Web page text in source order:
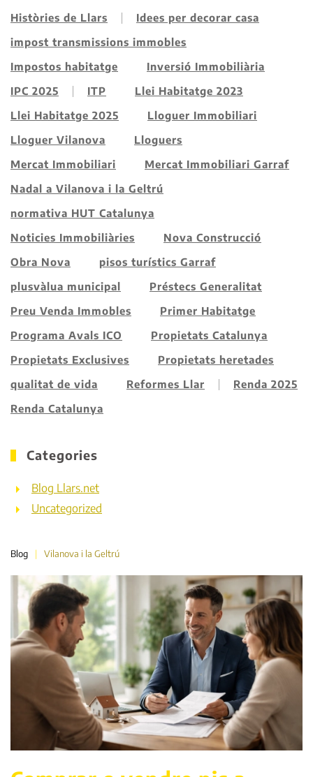
Històries de Llars
Idees per decorar casa
impost transmissions immobles
Impostos habitatge
Inversió Immobiliària
IPC 2025
ITP
Llei Habitatge 2023
Llei Habitatge 2025
Lloguer Immobiliari
Lloguer Vilanova
Lloguers
Mercat Immobiliari
Mercat Immobiliari Garraf
Nadal a Vilanova i la Geltrú
normativa HUT Catalunya
Noticies Immobiliàries
Nova Construcció
Obra Nova
pisos turístics Garraf
plusvàlua municipal
Préstecs Generalitat
Preu Venda Immobles
Primer Habitatge
Programa Avals ICO
Propietats Catalunya
Propietats Exclusives
Propietats heretades
qualitat de vida
Reformes Llar
Renda 2025
Renda Catalunya
Categories
Blog Llars.net
Uncategorized
Blog Vilanova i la Geltrú